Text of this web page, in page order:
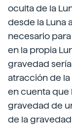
oculta de la
desde la Luna
necesario
en la propia
gravedad
atracción de la
en cuenta que
gravedad de
de la